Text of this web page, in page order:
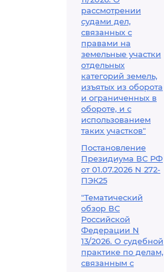
рассмотрении
судами дел,
связанных с
правами на
земельные участки
отдельных
категорий земель,
изъятых из оборота
и ограниченных в
обороте, и с
использованием
таких участков"
Постановление
Президиума ВС РФ
от 01.07.2026 N 272-
ПЭК25
"Тематический
обзор ВС
Российской
Федерации N
13/2026. О судебной
практике по делам,
связанным с